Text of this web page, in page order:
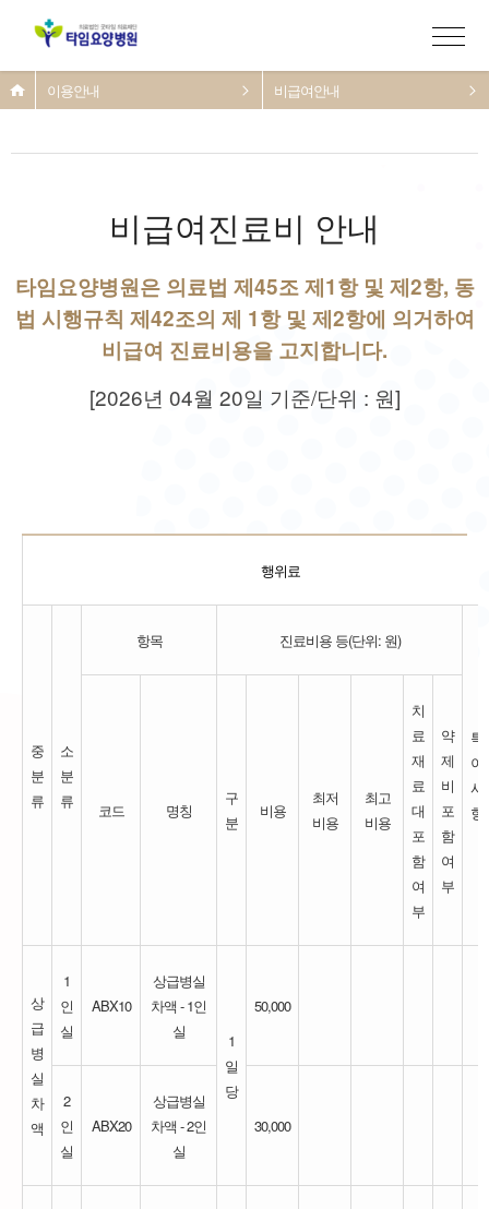
이용안내 비급여안내
비급여진료비 안내
타임요양병원은 의료법 제45조 제1항 및 제2항, 동
법 시행규칙 제42조의 제 1항 및 제2항에 의거하여
비급여 진료비용을 고지합니다.
[2026년 04월 20일 기준/단위 : 원]
행위료
중
분
류
소
분
류
항목 진료비용 등(단위: 원)
특
이
사
항
코드 명칭
구
분
비용
최저
비용
최고
비용
치
료
재
료
대
포
함
여
부
약
제
비
포
함
여
부
상
급
병
실
차
액
1
인
실
ABX10
상급병실
차액 - 1인
실
1
일
당
50,000
2
인
실
ABX20
상급병실
차액 - 2인
실
30,000